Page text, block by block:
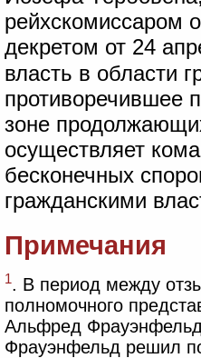
рейхскомиссаром
декретом от 24
власть в области
противоречившее
зоне
осуществляет
бесконечных
гражданскими
Примечания
1. В период между
полномочного
Альфред
Фрауэнфельд решил